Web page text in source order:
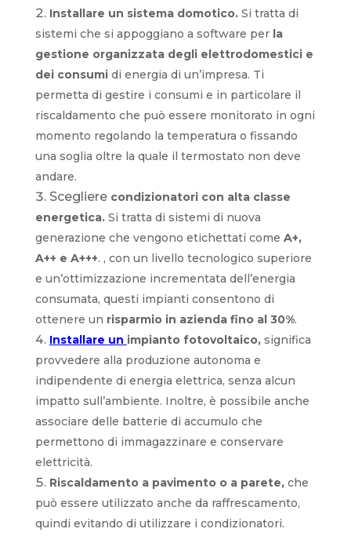
Installare un sistema domotico.Si tratta di
sistemi che si appoggiano a software per la
gestione organizzata degli elettrodomestici e
dei consumidi energia di un’impresa. Ti
permetta di gestire i consumi e in particolare il
riscaldamento che può essere monitorato in ogni
momento regolando la temperatura o fissando
una soglia oltre la quale il termostato non deve
andare.
Scegliere condizionatori con alta classe
energetica.Si tratta di sistemi di nuova
generazione che vengono etichettati come A+,
A++ e A+++. , con un livello tecnologico superiore
e un’ottimizzazione incrementata dell’energia
consumata, questi impianti consentono di
ottenere un risparmio in azienda fino al 30%.
Installare un impianto fotovoltaico,significa
provvedere alla produzione autonoma e
indipendente di energia elettrica, senza alcun
impatto sull’ambiente. Inoltre, è possibile anche
associare delle batterie di accumulo che
permettono di immagazzinare e conservare
elettricità.
Riscaldamento a pavimento o a parete,che
può essere utilizzato anche da raffrescamento,
quindi evitando di utilizzare i condizionatori.